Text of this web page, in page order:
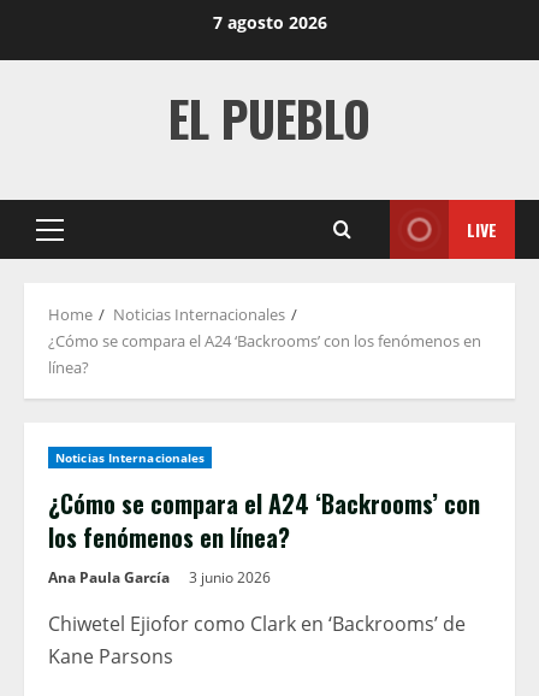
7 agosto 2026
EL PUEBLO
Primary
LIVE
Home
Noticias Internacionales
¿Cómo se compara el A24 ‘Backrooms’ con los fenómenos en
línea?
Noticias Internacionales
¿Cómo se compara el A24 ‘Backrooms’ con
los fenómenos en línea?
Ana Paula García 3 junio 2026
Chiwetel Ejiofor como Clark en ‘Backrooms’ de
Kane Parsons